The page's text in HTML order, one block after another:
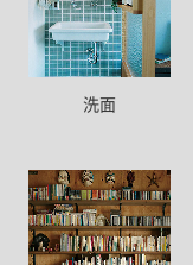
洗面